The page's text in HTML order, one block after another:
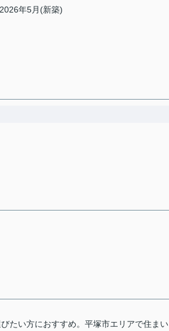
2026年5月(新築)
たい方におすすめ。平塚市エリアで住まい